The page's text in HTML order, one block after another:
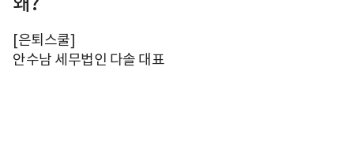
[은퇴스쿨]
안수남 세무법인 다솔 대표